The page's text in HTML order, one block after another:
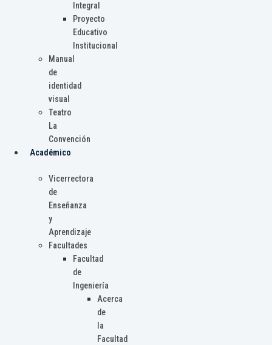
Integral
Proyecto
Educativo
Institucional
Manual
de
identidad
visual
Teatro
La
Convención
Académico
Vicerrectora
de
Enseñanza
y
Aprendizaje
Facultades
Facultad
de
Ingeniería
Acerca
de
la
Facultad